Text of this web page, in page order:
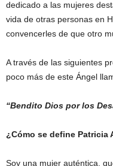
dedicado a las mujeres
vida de otras personas en
convencerles de que otro
A través de las siguientes
poco más de este Ángel
“Bendito Dios por los
¿Cómo se define Patricia
Soy una mujer auténtica,